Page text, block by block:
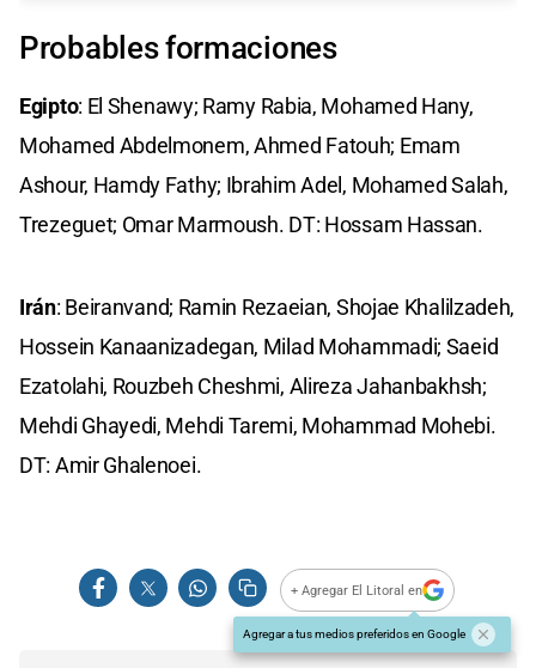
Probables formaciones
Egipto: El Shenawy; Ramy Rabia, Mohamed Hany,
Mohamed Abdelmonem, Ahmed Fatouh; Emam
Ashour, Hamdy Fathy; Ibrahim Adel, Mohamed Salah,
Trezeguet; Omar Marmoush. DT: Hossam Hassan.
Irán: Beiranvand; Ramin Rezaeian, Shojae Khalilzadeh,
Hossein Kanaanizadegan, Milad Mohammadi; Saeid
Ezatolahi, Rouzbeh Cheshmi, Alireza Jahanbakhsh;
Mehdi Ghayedi, Mehdi Taremi, Mohammad Mohebi.
DT: Amir Ghalenoei.
+ Agregar El Litoral en
Agregar a tus medios preferidos en Google